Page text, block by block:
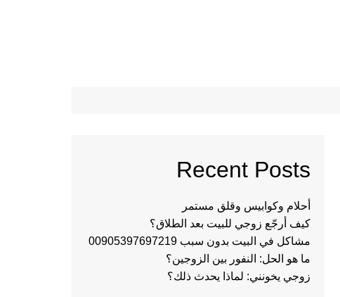
Recent Posts
أحلام وكوابيس وقلق مستمر
كيف أرجّع زوجي للبيت بعد الطلاق؟
مشاكل في البيت بدون سبب 00905397697219
ما هو الحل: النفور بين الزوجين؟
زوجي يخونني: لماذا يحدث ذلك؟